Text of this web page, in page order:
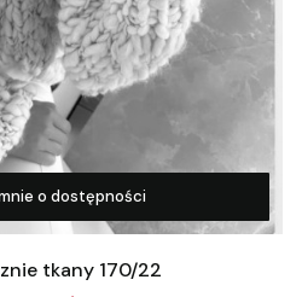
produkt
o dostępności
tkany 170/22